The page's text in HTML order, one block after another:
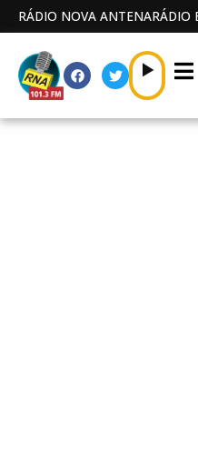
RÁDIO NOVA ANTENARÁDIO